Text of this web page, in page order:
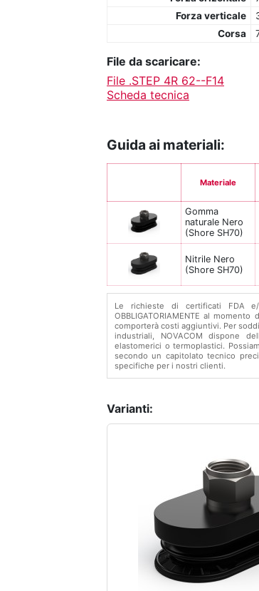
Forza verticale
Corsa
File da scaricare:
File .STEP 4R 62--F14
Scheda tecnica
Guida ai materiali:
Materiale
Gomma
naturale Nero
(Shore SH70)
Nitrile Nero
(Shore SH70)
Le richieste di certificati FDA
OBBLIGATORIAMENTE al
comporterà costi aggiuntivi. Per
industriali, NOVACOM dispone
elastomerici o termoplastici.
secondo un capitolato tecnico
specifiche per i nostri clienti.
Varianti: